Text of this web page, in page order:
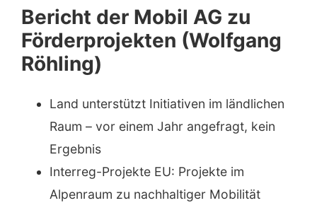
Bericht der Mobil AG zu
Förderprojekten (Wolfgang
Röhling)
Land unterstützt Initiativen im ländlichen
Raum – vor einem Jahr angefragt, kein
Ergebnis
Interreg-Projekte EU: Projekte im
Alpenraum zu nachhaltiger Mobilität